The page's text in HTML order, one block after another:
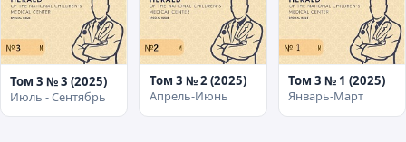
Том 3 № 3 (2025)
Июль - Сентябрь
Том 3 № 2 (2025)
Апрель-Июнь
Том 3 № 1 (2025)
Январь-Март